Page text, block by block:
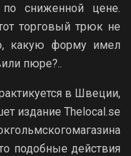
сниженной цене.
торговый трюк не
какую форму имел
пюре?..
в Швеции,
издание Thelocal.se
подобные действия